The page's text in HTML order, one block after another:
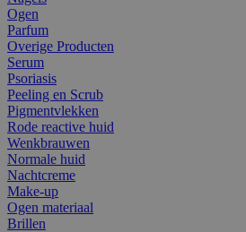
Ogen
Parfum
Overige Producten
Serum
Psoriasis
Peeling en Scrub
Pigmentvlekken
Rode reactive huid
Wenkbrauwen
Normale huid
Nachtcreme
Make-up
Ogen materiaal
Brillen